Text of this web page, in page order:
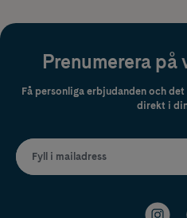
Prenumerera på
Få personliga erbjudanden och
direkt i
Fyll i mailadress